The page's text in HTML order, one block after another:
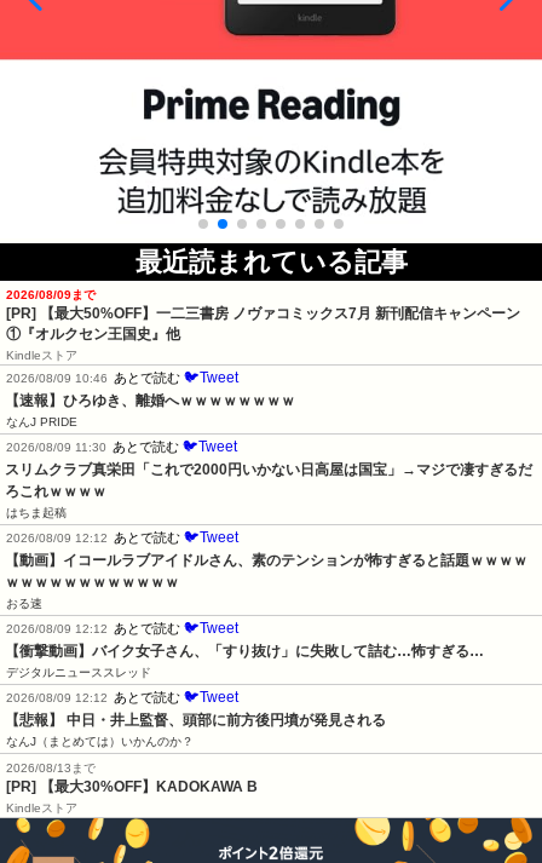
最近読まれている記事
2026/08/09まで
[PR] 【最大50%OFF】一二三書房 ノヴァコミックス7月 新刊配信キャンペーン
①『オルクセン王国史』他
Kindleストア
2026/08/09 10:46
あとで読む 🐦Tweet
【速報】ひろゆき、離婚へｗｗｗｗｗｗｗｗ
なんJ PRIDE
2026/08/09 11:30
あとで読む 🐦Tweet
スリムクラブ真栄田「これで2000円いかない日高屋は国宝」→マジで凄すぎるだ
ろこれｗｗｗｗ
はちま起稿
2026/08/09 12:12
あとで読む 🐦Tweet
【動画】イコールラブアイドルさん、素のテンションが怖すぎると話題ｗｗｗｗ
ｗｗｗｗｗｗｗｗｗｗｗｗ
おる速
2026/08/09 12:12
あとで読む 🐦Tweet
【衝撃動画】バイク女子さん、「すり抜け」に失敗して詰む…怖すぎる…
デジタルニューススレッド
2026/08/09 12:12
あとで読む 🐦Tweet
【悲報】 中日・井上監督、頭部に前方後円墳が発見される
なんJ（まとめては）いかんのか？
2026/08/13まで
[PR] 【最大30%OFF】KADOKAWA B
Kindleストア